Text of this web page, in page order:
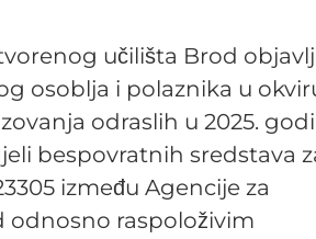
učilišta Brod
osoblja i polaznika u
odraslih u 2025.
bespovratnih sredstava
između Agencije za
odnosno raspoloživim